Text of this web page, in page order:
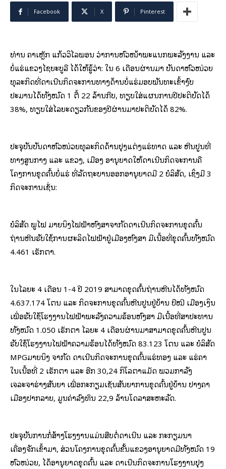
Facebook X Pinterest
ທ່ານ ຄໍາເຫຼັກ ແກ້ວວິໄລພອນ ວ່າການຫົວໜ້າພະແນກພະລັງງານ ແລະ
ບໍ່ແຮ່ແຂວງໄຊຍະບູລີ ໄດ້ໃຫ້ຮູ້ວ່າ: ໃນ 6 ເດືອນຜ່ານມາ ບັນດາຫົວໜ່ວຍ
ທຸລະກິດທີ່ດຳເນີນກິດຈະການທາງດ້ານບໍ່ແຮ່ມອບພັນທະເຂົ້າງົບ
ປະມານໄດ້ທັງໝົດ 1 ຕື້ 22 ລ້ານກີບ, ທຽບໃສ່ແຜນການປີປະຕິບັດໄດ້
38%, ທຽບໃສ່ໄລຍະດຽວກັນຂອງປີຜ່ານມາປະຕິບັດໄດ້ 82%.
ປະຈຸບັນບັນດາຫົວໜ່ວຍທຸລະກິດດ້ານປຸງແຕ່ງແຮ່ທາດ ແລະ ຫີນປູນທີ່
ທາງສູນກາງ ແລະ ແຂວງ, ເມືອງ ອານຸຍາດໃຫ້ດຳເນີນກິດຈະການຄື
ໂຄງການຂຸດຄົ້ນບໍ່ແຮ່ ທີ່ລັດຖະບານອອກອານຸຍາດມີ 2 ບໍລິສັດ, ເຊິ່ງມີ 3
ກິດຈະການເຊັ່ນ:
ບໍລິສັດ ພູໄຟ ມາຍນິງໄຟຟ້າຫົງສາຈໍາກັດດຳເນີນກິດຈະການຂຸດຄົ້ນ
ຖ່ານຫີນຮັບໃຊ້ການຜະລິດໄຟຟ້າຢູ່ເມືອງຫົງສາ ມີເນື້ອທີ່ຂຸດຄົ້ນທັງໝົດ
4.461 ເຮັກຕາ.
ໃນໄລຍະ 4 ເດືອນ 1-4 ປີ 2019 ສາມາດຂຸດຄົ້ນຖ່ານຫີນໄດ້ທັງໝົດ
4.637.174 ໂຕນ ແລະ ກິດຈະການຂຸດຄົ້ນຫີນປູນຢູ່ບ້ານ ບີໝີ ເມືອງເງິນ
ເພື່ອຮັບໃຊ້ໂຮງງານໄຟຟ້າພະລັງຄວາມຮ້ອນຫົງສາ ມີເນື້ອທີ່ສຳປະທານ
ທັງໝົດ 1.050 ເຮັກຕາ ໄລຍະ 4 ເດືອນຜ່ານມາສາມາດຂຸດຄົ້ນຫີນປູນ
ຮັບໃຊ້ໂຮງງານໄຟຟ້າຄວາມຮ້ອນໄດ້ທັງໝົດ 83.123 ໂຕນ ແລະ ບໍລິສັດ
MPGມາຍນິງ ຈຳກັດ ດໍາເນີນກິດຈະການຂຸດຄົ້ນແຮ່ທອງ ແລະ ແຮ່ຄຳ
ໃນເນື້ອທີ່ 2 ເຮັກຕາ ແລະ ອີກ 30,24 ກິໂລຕາແມັດ ພວມກຳລັງ
ເຈລະຈາຮ່າງສັນຍາ ເພື່ອກະກຽມເຊັນສັນຍາການຂຸດຄົ້ນຢູ່ບ້ານ ປາງຄຳ
ເມືອງປາກລາຍ, ມູນຄ່າລົງທຶນ 22,9 ລ້ານໂດລາສະຫະລັດ.
ປະຈຸບັນການກໍ່ສ້າງໂຮງງານແມ່ນສືບຕໍ່ດໍາເນີນ ແລະ ກະກຽມນໍາ
ເຄື່ອງຈັກເຂົ້າມາ, ສ່ວນໂຄງການຂຸດຄົ້ນຂັ້ນແຂວງອານຸຍາດມີທັງໝົດ 19
ຫົວໜ່ວຍ, ໄດ້ອານຸຍາດຂຸດຄົ້ນ ແລະ ດໍາເນີນກິດຈະການໂຮງງານປຸງ